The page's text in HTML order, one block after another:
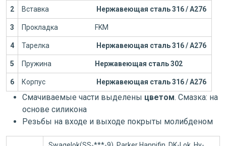
2 Вставка Нержавеющая сталь 316 / А276
3 Прокладка FKM
4 Тарелка Нержавеющая сталь 316 / А276
5 Пружина Нержавеющая сталь 302
6 Корпус Нержавеющая сталь 316 / А276
Смачиваемые части выделены цветом. Смазка: на
основе силикона
Резьбы на входе и выходе покрыты молибденом